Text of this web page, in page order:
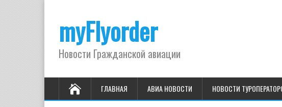
myFlyorder
Новости Гражданской авиации
ГЛАВНАЯ АВИА НОВОСТИ НОВОСТИ